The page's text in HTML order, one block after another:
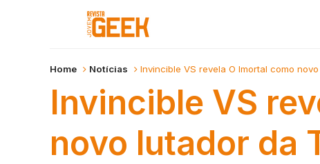
Home Notícias Invincible VS revela O Imortal como
Invincible VS
novo lutador da